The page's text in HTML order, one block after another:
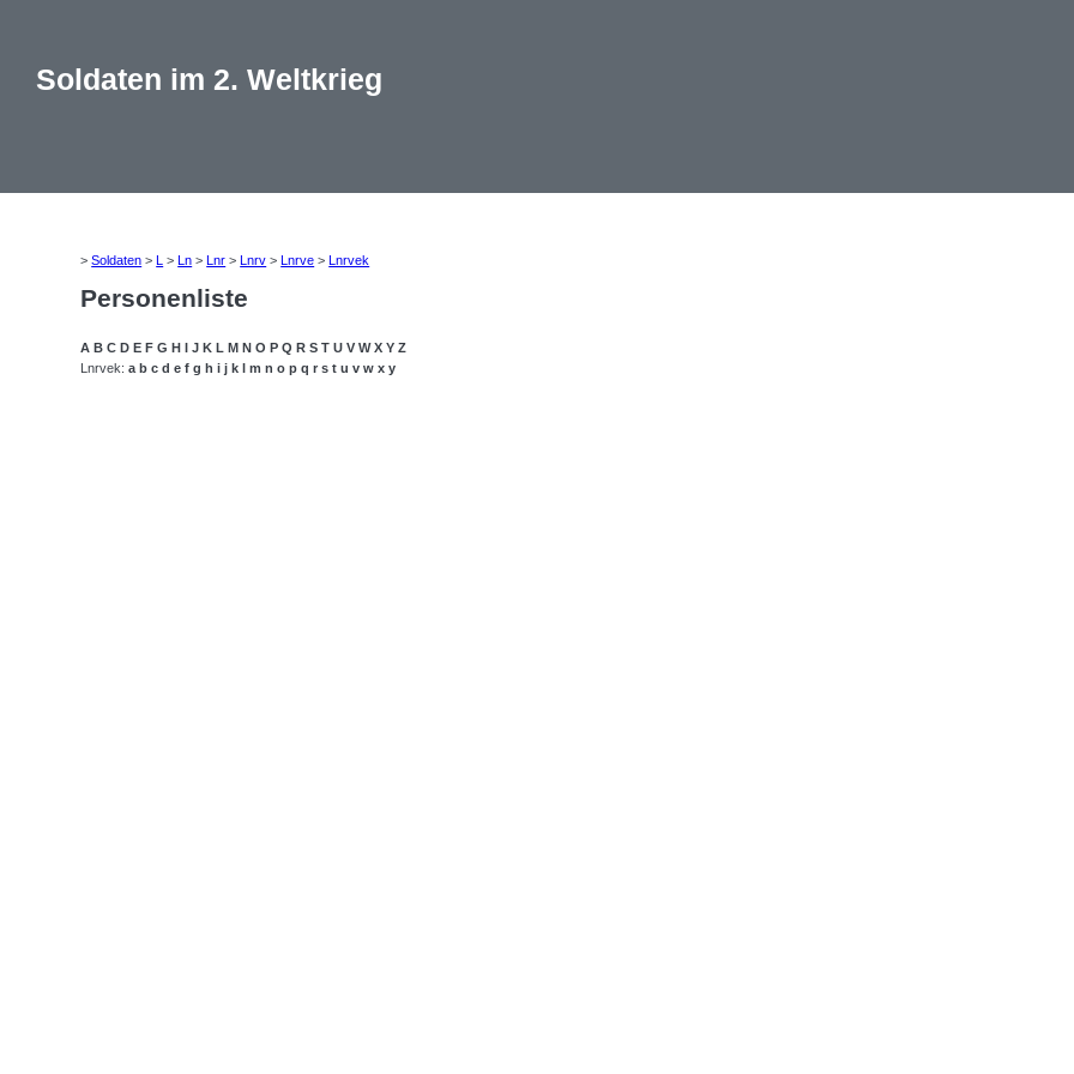
Soldaten im 2. Weltkrieg
>Soldaten >L >Ln >Lnr >Lnrv >Lnrve >Lnrvek
Personenliste
A B C D E F G H I J K L M N O P Q R S T U V W X Y Z
Lnrvek:a b c d e f g h i j k l m n o p q r s t u v w x y